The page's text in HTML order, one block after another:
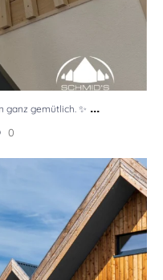
ganz gemütlich. ✨ ...
0
wohlfühlen. ☀️🌿